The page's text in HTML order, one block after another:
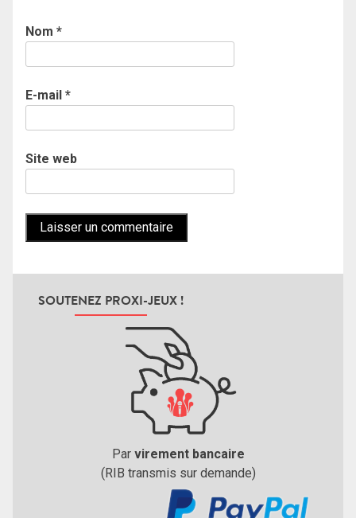
Nom *
E-mail *
Site web
SOUTENEZ PROXI-JEUX !
Par virement bancaire
(RIB transmis sur demande)